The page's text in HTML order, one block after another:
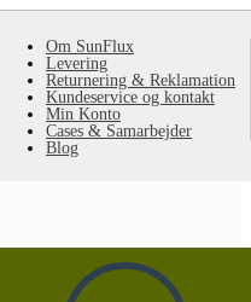
Om SunFlux
Levering
Returnering & Reklamation
Kundeservice og kontakt
Min Konto
Cases & Samarbejder
Blog